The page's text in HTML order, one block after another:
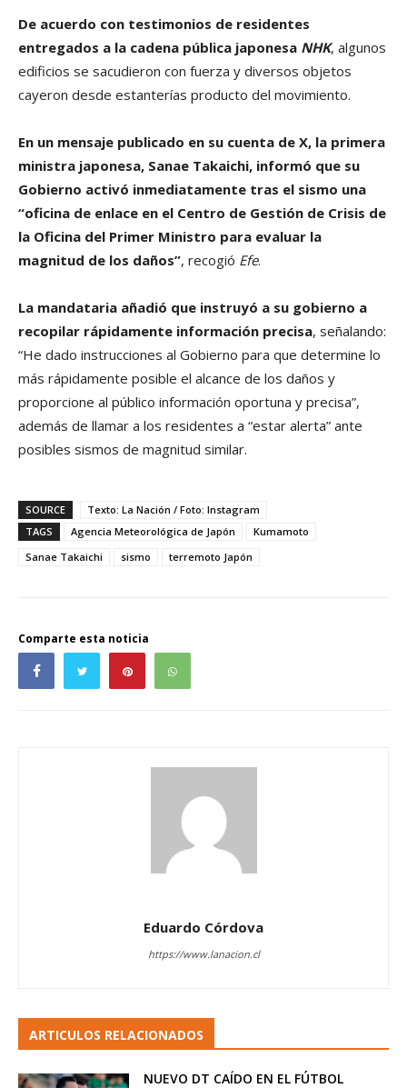
De acuerdo con testimonios de residentes
entregados a la cadena pública japonesa NHK, algunos
edificios se sacudieron con fuerza y diversos objetos
cayeron desde estanterías producto del movimiento.
En un mensaje publicado en su cuenta de X, la primera
ministra japonesa, Sanae Takaichi, informó que su
Gobierno activó inmediatamente tras el sismo una
“oficina de enlace en el Centro de Gestión de Crisis de
la Oficina del Primer Ministro para evaluar la
magnitud de los daños”, recogió Efe.
La mandataria añadió que instruyó a su gobierno a
recopilar rápidamente información precisa, señalando:
“He dado instrucciones al Gobierno para que determine lo
más rápidamente posible el alcance de los daños y
proporcione al público información oportuna y precisa”,
además de llamar a los residentes a “estar alerta” ante
posibles sismos de magnitud similar.
SOURCE
Texto: La Nación / Foto: Instagram
TAGS
Agencia Meteorológica de Japón
Kumamoto
Sanae Takaichi
sismo terremoto Japón
Comparte esta noticia
Eduardo Córdova
https://www.lanacion.cl
ARTICULOS RELACIONADOS
NUEVO DT CAÍDO EN EL FÚTBOL